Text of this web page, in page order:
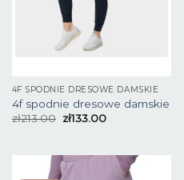
4F SPODNIE DRESOWE DAMSKIE
4f spodnie dresowe damskie
zł213.00 zł133.00